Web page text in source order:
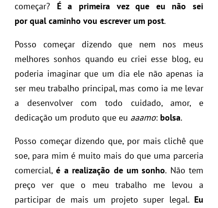
começar? É a primeira vez que eu não sei
por qual caminho vou escrever um post.
Posso começar dizendo que nem nos meus
melhores sonhos quando eu criei esse blog, eu
poderia imaginar que um dia ele não apenas ia
ser meu trabalho principal, mas como ia me levar
a desenvolver com todo cuidado, amor, e
dedicação um produto que eu aaamo: bolsa.
Posso começar dizendo que, por mais clichê que
soe, para mim é muito mais do que uma parceria
comercial,é a realização de um sonho. Não tem
preço ver que o meu trabalho me levou a
participar de mais um projeto super legal. Eu